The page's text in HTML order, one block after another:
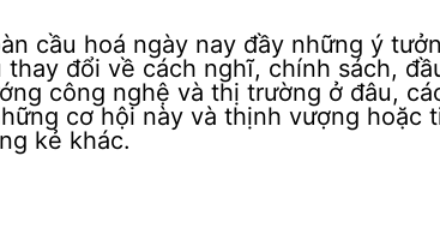
cầu hoá ngày nay đầy những ý
thay đổi về cách nghĩ, chính sách,
công nghệ và thị trường ở đâu,
cơ hội này và thịnh vượng
kẻ khác.